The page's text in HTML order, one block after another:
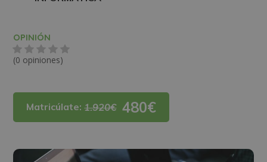
OPINIÓN
(0 opiniones)
Matricúlate:1.920€ 480€